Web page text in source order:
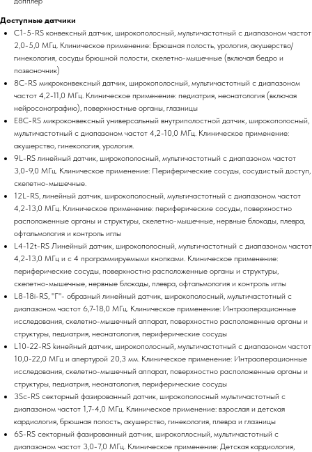
Доступные датчики
C1-5-RS конвексный датчик, широкополосный, мультичастотный с диапазоном частот
2,0-5,0 МГц. Клиническое применение: Брюшная полость, урология, акушерство/
гинекология, сосуды брюшной полости, скелетно-мышечные (включая бедро и
позвоночник)
8C-RS микроконвексный датчик, широкополосный, мультичастотный с диапазоном
частот 4,2-11,0 МГц. Клиническое применение: педиатрия, неонатология (включая
нейросонографию), поверхностные органы, глазницы
E8C-RS микроконвексный универсальный внутриполостной датчик, широкополосный,
мультичастотный с диапазоном частот 4,2-10,0 МГц. Клиническое применение:
акушерство, гинекология, урология.
9L-RS линейный датчик, широкополосный, мультичастотный с диапазоном частот
3,0-9,0 МГц. Клиническое применение: Периферические сосуды, сосудистый доступ,
скелетно-мышечные.
12L-RS, линейный датчик, широкополосный, мультичастотный с диапазоном частот
4,2-13,0 МГц. Клиническое применение: периферические сосуды, поверхностно
расположенные органы и структуры, скелетно-мышечные, нервные блокады, плевра,
офтальмология и контроль иглы
L4-12t-RS Линейный датчик, широкополосный, мультичастотный с диапазоном частот
4,2-13,0 МГц и с 4 программируемыми кнопками. Клиническое применение:
периферические сосуды, поверхностно расположенные органы и структуры,
скелетно-мышечные, нервные блокады, плевра, офтальмология и контроль иглы
L8-18i-RS, "Г"- образный линейный датчик, широкополосный, мультичастотный с
диапазоном частот 6,7-18,0 МГц. Клиническое применение: Интраоперационные
исследования, скелетно-мышечный аппарат, поверхностно расположенные органы и
структуры, педиатрия, неонатология, периферические сосуды
L10-22-RS kинейный датчик, широкополосный, мультичастотный с диапазоном частот
10,0-22,0 МГц и апертурой 20,3 мм. Клиническое применение: Интраоперационные
исследования, скелетно-мышечный аппарат, поверхностно расположенные органы и
структуры, педиатрия, неонатология, периферические сосуды
3Sc-RS секторный фазированный датчик, широкополосный мультичастотный с
диапазоном частот 1,7-4,0 МГц. Клиническое применение: взрослая и детская
кардиология, брюшная полость, акушерство, гинекология, плевра и глазницы
6S-RS cекторный фазированный датчик, широкоплосный, мультичастотный с
диапазоном частот 3,0-7,0 МГц. Клиническое применение: Детская кардиология,